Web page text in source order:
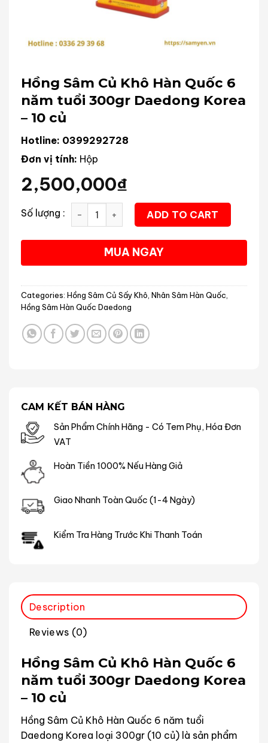
Hồng Sâm Củ Khô Hàn Quốc 6
năm tuổi 300gr Daedong Korea
– 10 củ
Hotline: 0399292728
Đơn vị tính: Hộp
2,500,000₫
Hồng Sâm Củ Khô Hàn Quốc 6 năm tuổi 300gr
ADD TO CART
MUA NGAY
Categories: Hồng Sâm Củ Sấy Khô Nhân Sâm Hàn Quốc
Hồng Sâm Hàn Quốc Daedong
CAM KẾT BÁN HÀNG
Sản Phẩm Chính Hãng - Có Tem Phụ, Hóa Đơn
VAT
Hoàn Tiền 1000% Nếu Hàng Giả
Giao Nhanh Toàn Quốc (1-4 Ngày)
Kiểm Tra Hàng Trước Khi Thanh Toán
Description
Reviews (0)
Hồng Sâm Củ Khô Hàn Quốc 6
năm tuổi 300gr Daedong Korea
– 10 củ
Hồng Sâm Củ Khô Hàn Quốc 6 năm tuổi
Daedong Korea loại 300gr (10 củ) là sản phẩm